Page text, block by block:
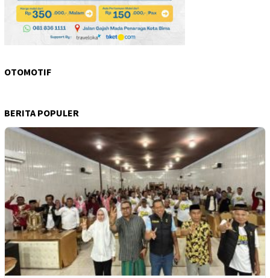
OTOMOTIF
BERITA POPULER